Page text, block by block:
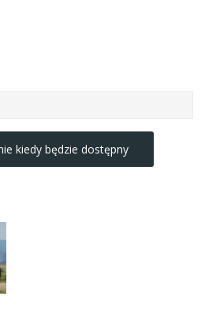
kiedy będzie dostępny